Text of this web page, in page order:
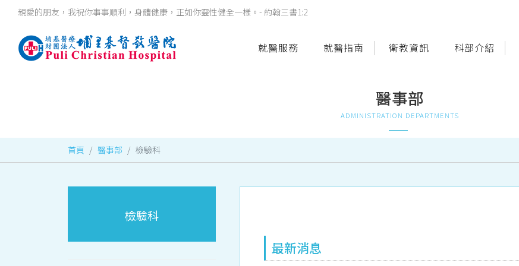
親愛的朋友，我祝你事事順利，身體健康，正如你靈性健全一樣。- 約翰三書1:2
就醫服務 就醫指南 衛教資訊 科部介紹
醫事部
ADMINISTRATION DEPARTMENTS
首頁 醫事部 檢驗科
最新消息
檢驗科